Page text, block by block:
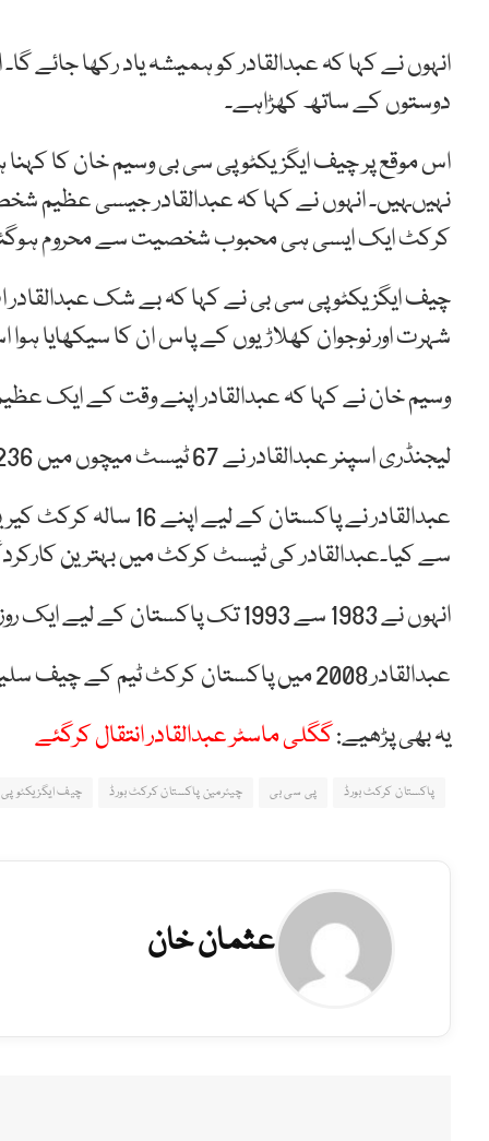
انہوں نے کہا کہ عبدالقادر کو ہمیشہ یاد رکھا جائے
دوستوں کے ساتھ کھڑاہے۔
اس موقع پر چیف ایگزیکٹو پی سی بی وسیم خان کا
نہیںہیں۔ انہوں نے کہا کہ عبدالقادر جیسی عظیم
کرکٹ ایک ایسی ہی محبوب شخصیت سے محروم
چیف ایگزیکٹو پی سی بی نے کہا کہ بے شک
شہرت اور نوجوان کھلاڑیوں کے پاس ان کا سیکھایا
وسیم خان نے کہا کہ عبدالقادر اپنے وقت کے ایک
لیجنڈری اسپنر عبدالقادر نے 67 ٹیسٹ میچوں میں 236 اور 104 ایک روزہ میچوں میں 167 وکٹیں حاصل کیں۔
سے کیا۔عبدالقادر کی ٹیسٹ کرکٹ میں بہترین کارکردگی 56 رنز کے عوض 9 کھلاڑیوں کو آؤٹ
انہوں نے 1983 سے 1993 تک پاکستان کے لیے ایک روزہ کرکٹ کھیلی۔
عبدالقادر 2008 میں پاکستان کرکٹ ٹیم کے چیف سلیکٹر بھی رہے۔
یہ بھی پڑھیے:گگلی ماسٹر عبدالقادر انتقال کرگئے
پاکستان کرکٹ بورڈ پی سی بی چیئرمین پاکستان کرکٹ بورڈ چیف ایگزیکٹو
عثمان خان